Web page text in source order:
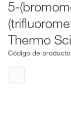
5-
Thermo
Código de